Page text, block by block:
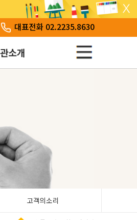
대표전화 02.2235.8630
소개
고객의소리